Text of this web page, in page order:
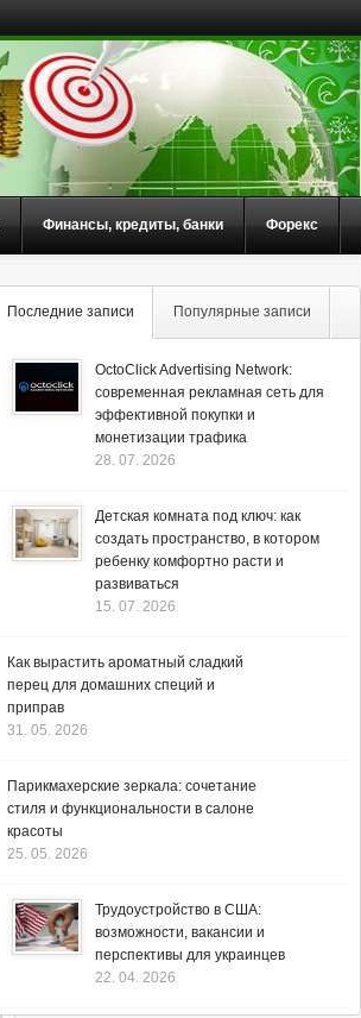
Финансы, кредиты, банки Форекс
Последние записи Популярные записи
OctoClick Advertising Network:
современная рекламная сеть для
эффективной покупки и
монетизации трафика
28. 07. 2026
Детская комната под ключ: как
создать пространство, в котором
ребенку комфортно расти и
развиваться
15. 07. 2026
Как вырастить ароматный сладкий
перец для домашних специй и
приправ
31. 05. 2026
Парикмахерские зеркала: сочетание
стиля и функциональности в салоне
красоты
25. 05. 2026
Трудоустройство в США:
возможности, вакансии и
перспективы для украинцев
22. 04. 2026